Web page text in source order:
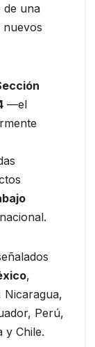
de una
nuevos
—el
,
Nicaragua,
Perú,
y Chile.